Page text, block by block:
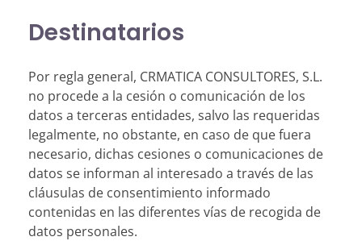
Destinatarios
Por regla general, CRMATICA CONSULTORES, S.L.
no procede a la cesión o comunicación de los
datos a terceras entidades, salvo las requeridas
legalmente, no obstante, en caso de que fuera
necesario, dichas cesiones o comunicaciones de
datos se informan al interesado a través de las
cláusulas de consentimiento informado
contenidas en las diferentes vías de recogida de
datos personales.